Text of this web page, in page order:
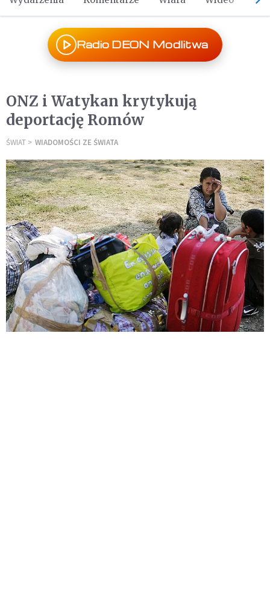
Radio DEON Modlitwa
ONZ i Watykan krytykują
deportację Romów
ŚWIAT WIADOMOŚCI ZE ŚWIATA